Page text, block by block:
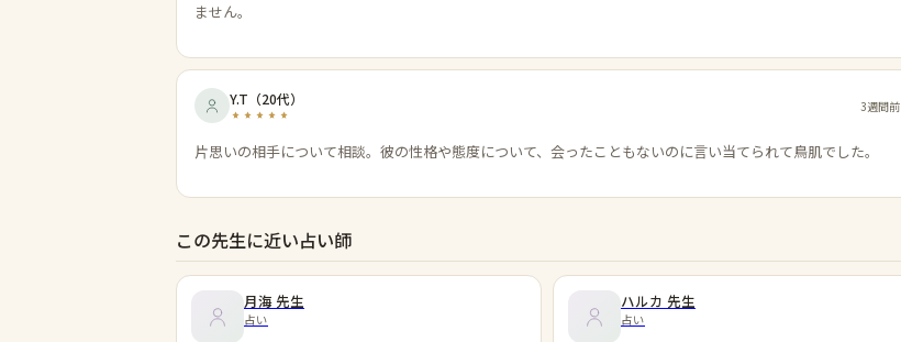
ません。
Y.T （20代） 3週間前
片思いの相手について相談。彼の性格や態度について、会ったこともないのに言い当てられて鳥肌でした。
この先生に近い占い師
月海 先生
占い
ハルカ 先生
占い